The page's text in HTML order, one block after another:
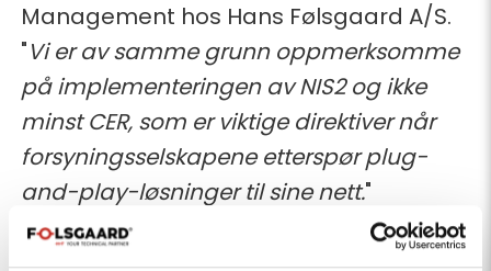
Management hos Hans Følsgaard A/S.
"Vi er av samme grunn oppmerksomme
på implementeringen av NIS2 og ikke
minst CER, som er viktige direktiver når
forsyningsselskapene etterspør plug-
and-play-løsninger til sine nett."
Møller Jørgensen fremhæver en detalje,